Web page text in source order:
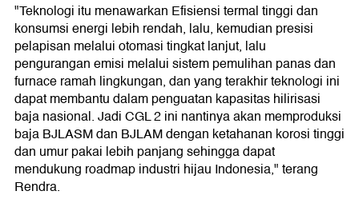
"Teknologi itu menawarkan Efisiensi termal tinggi dan
konsumsi energi lebih rendah, lalu, kemudian presisi
pelapisan melalui otomasi tingkat lanjut, lalu
pengurangan emisi melalui sistem pemulihan panas dan
furnace ramah lingkungan, dan yang terakhir teknologi ini
dapat membantu dalam penguatan kapasitas hilirisasi
baja nasional. Jadi CGL 2 ini nantinya akan memproduksi
baja BJLASM dan BJLAM dengan ketahanan korosi tinggi
dan umur pakai lebih panjang sehingga dapat
mendukung roadmap industri hijau Indonesia," terang
Rendra.